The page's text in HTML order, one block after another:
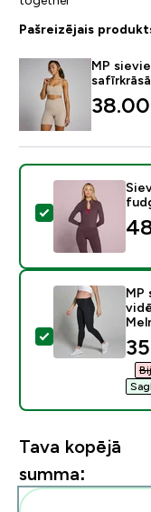
Pašreizējais
MP
Atlasīt šo
Atlasīt šo
MP
Tava kopējā
summa: